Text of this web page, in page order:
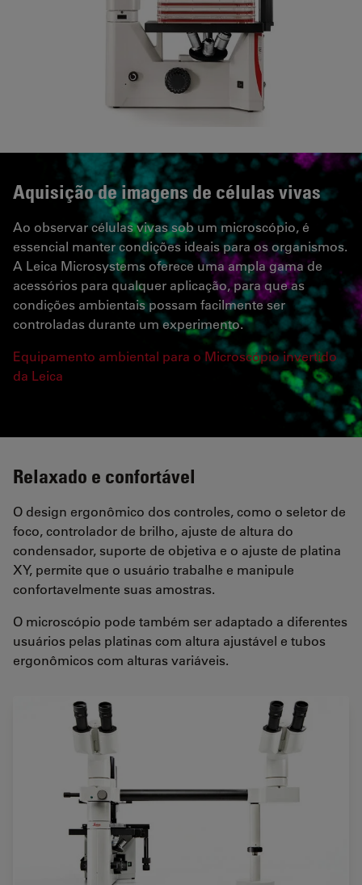
Aquisição de imagens de células vivas
Ao observar células vivas sob um microscópio, é
essencial manter condições ideais para os organismos.
A Leica Microsystems oferece uma ampla gama de
acessórios para qualquer aplicação, para que as
condições ambientais possam facilmente ser
controladas durante um experimento.
Equipamento ambiental para o Microscópio invertido
da Leica
Relaxado e confortável
O design ergonômico dos controles, como o seletor de
foco, controlador de brilho, ajuste de altura do
condensador, suporte de objetiva e o ajuste de platina
XY, permite que o usuário trabalhe e manipule
confortavelmente suas amostras.
O microscópio pode também ser adaptado a diferentes
usuários pelas platinas com altura ajustável e tubos
ergonômicos com alturas variáveis.